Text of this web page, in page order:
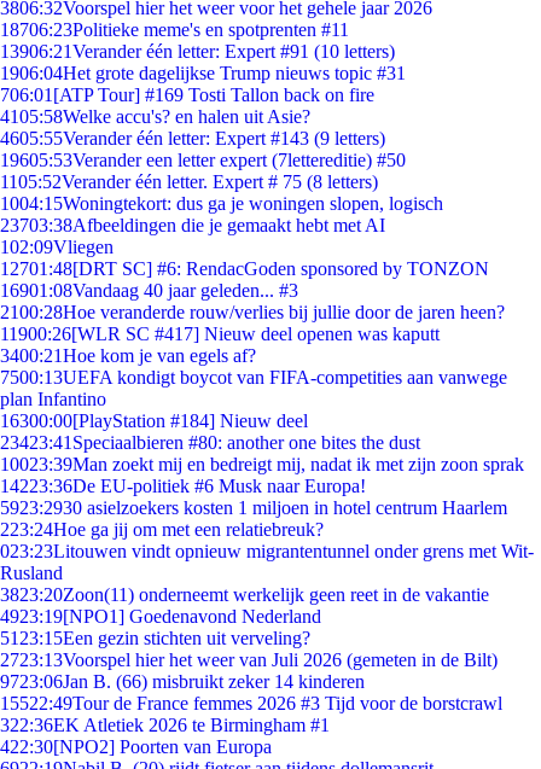
3806:32Voorspel hier het weer voor het gehele jaar 2026
18706:23Politieke meme's en spotprenten #11
13906:21Verander één letter: Expert #91 (10 letters)
1906:04Het grote dagelijkse Trump nieuws topic #31
706:01 [ATP Tour] #169 Tosti Tallon back on fire
4105:58Welke accu's? en halen uit Asie?
4605:55Verander één letter: Expert #143 (9 letters)
19605:53Verander een letter expert (7lettereditie) #50
1105:52Verander één letter. Expert # 75 (8 letters)
1004:15Woningtekort: dus ga je woningen slopen, logisch
23703:38Afbeeldingen die je gemaakt hebt met AI
102:09Vliegen
12701:48[DRT SC] #6: RendacGoden sponsored by TONZON
16901:08Vandaag 40 jaar geleden... #3
2100:28Hoe veranderde rouw/verlies bij jullie door de jaren heen?
11900:26[WLR SC #417] Nieuw deel openen was kaputt
3400:21Hoe kom je van egels af?
7500:13UEFA kondigt boycot van FIFA-competities aan vanwege
plan Infantino
16300:00[PlayStation #184] Nieuw deel
23423:41 Speciaalbieren #80: another one bites the dust
10023:39Man zoekt mij en bedreigt mij, nadat ik met zijn zoon sprak
14223:36De EU-politiek #6 Musk naar Europa!
5923:2930 asielzoekers kosten 1 miljoen in hotel centrum Haarlem
223:24Hoe ga jij om met een relatiebreuk?
023:23Litouwen vindt opnieuw migrantentunnel onder grens met Wit-
Rusland
3823:20Zoon(11) onderneemt werkelijk geen reet in de vakantie
4923:19[NPO1] Goedenavond Nederland
51 23:15Een gezin stichten uit verveling?
2723:13Voorspel hier het weer van Juli 2026 (gemeten in de Bilt)
9723:06Jan B. (66) misbruikt zeker 14 kinderen
15522:49Tour de France femmes 2026 #3 Tijd voor de borstcrawl
322:36EK Atletiek 2026 te Birmingham #1
422:30[NPO2] Poorten van Europa